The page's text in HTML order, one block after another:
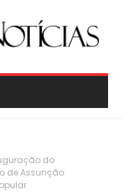
do
de Assunção